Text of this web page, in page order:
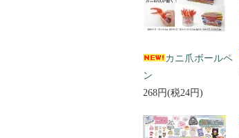
カニ爪ボールペ
ン
268円(税24円)